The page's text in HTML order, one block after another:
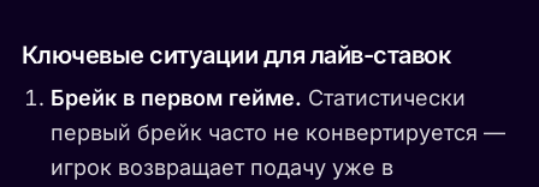
Ключевые ситуации для лайв-ставок
Брейк в первом гейме. Статистически
первый брейк часто не конвертируется —
игрок возвращает подачу уже в